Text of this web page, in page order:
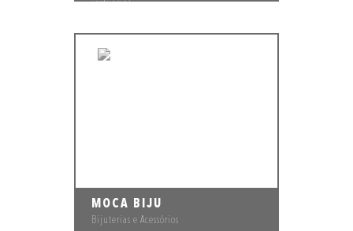
vestuário)
MOCA BIJU
Bijuterias e Acessórios